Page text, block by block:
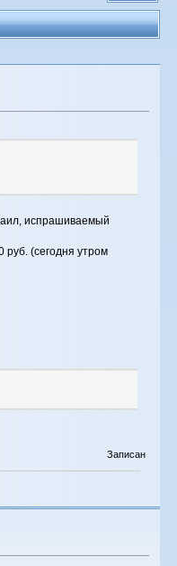
испрашиваемый
(сегодня утром
Записан